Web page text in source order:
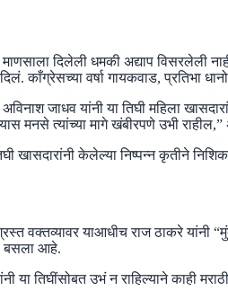
दिलेली धमकी अद्याप विसरलेली नाही
काँग्रेसच्या वर्षा गायकवाड,
जाधव यांनी या तिघी महिला
मनसे त्यांच्या मागे खंबीरपणे उभी राहील,”
खासदारांनी केलेल्या निष्पन्न कृतीने
वक्तव्यावर याआधीच राज ठाकरे
बसला आहे.
या तिघींसोबत उभं न राहिल्याने काही